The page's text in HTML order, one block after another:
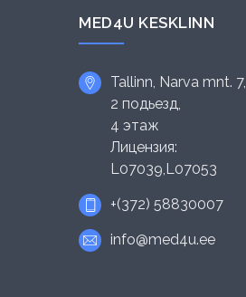
MED4U KESKLINN
Tallinn, Narva mnt. 7,
2 подьезд,
4 этаж
Лицензия:
L07039,L07053
+(372) 58830007
info@med4u.ee